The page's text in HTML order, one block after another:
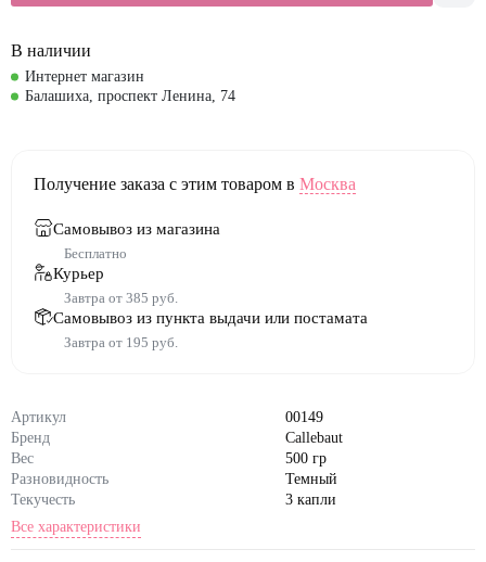
Артикул
00149
Бренд
Callebaut
Вес
500 гр
Разновидность
Темный
Текучесть
3 капли
Все характеристики
В наличии
Интернет магазин
Балашиха, проспект Ленина, 74
Получение заказа с этим товаром в Москва
Самовывоз из магазина
Бесплатно
Курьер
Завтра от 385 руб.
Самовывоз из пункта выдачи или постамата
Завтра от 195 руб.